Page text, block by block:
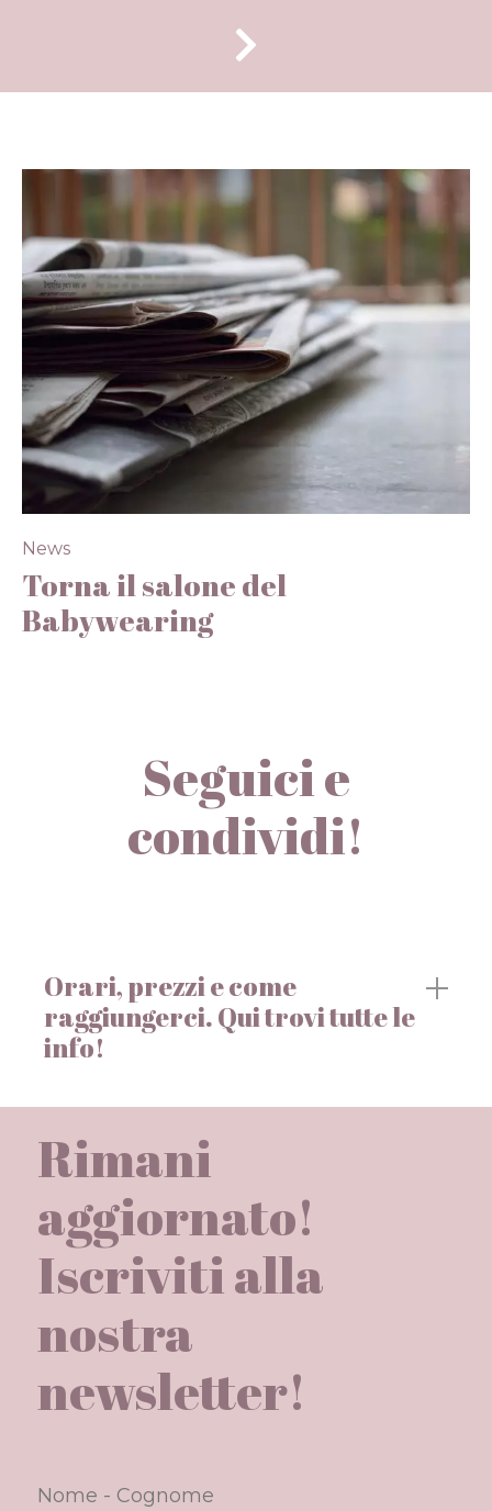
Category
News
Torna il salone del
Babywearing
Seguici e
condividi!
Orari, prezzi e come
raggiungerci. Qui trovi tutte le
info!
Rimani
aggiornato!
Iscriviti alla
nostra
newsletter!